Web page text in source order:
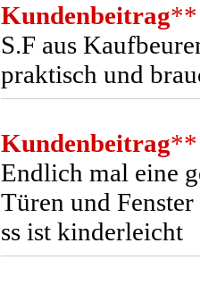
Kundenbeitrag**
S.F aus
praktisch und
Kundenbeitrag**
Endlich mal eine
Türen und
ss ist kinderleicht